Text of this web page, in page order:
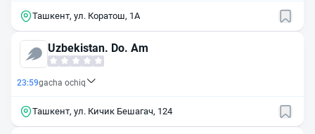
Ташкент, ул. Коратош, 1А
Uzbekistan. Do. Am
23:59gacha ochiq
Ташкент, ул. Кичик Бешагач, 124